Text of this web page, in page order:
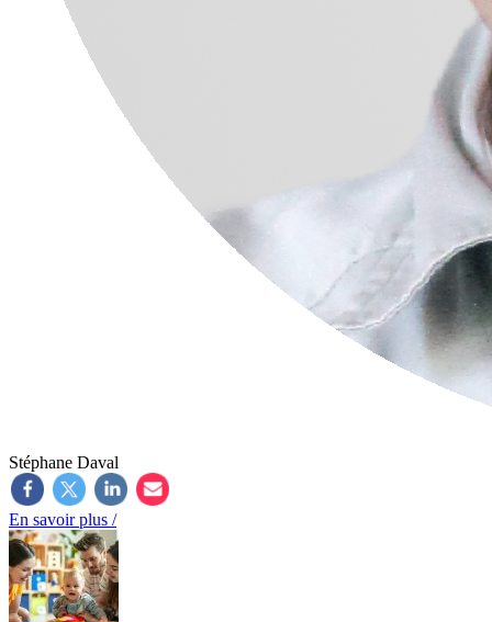
Stéphane Daval
En savoir plus /